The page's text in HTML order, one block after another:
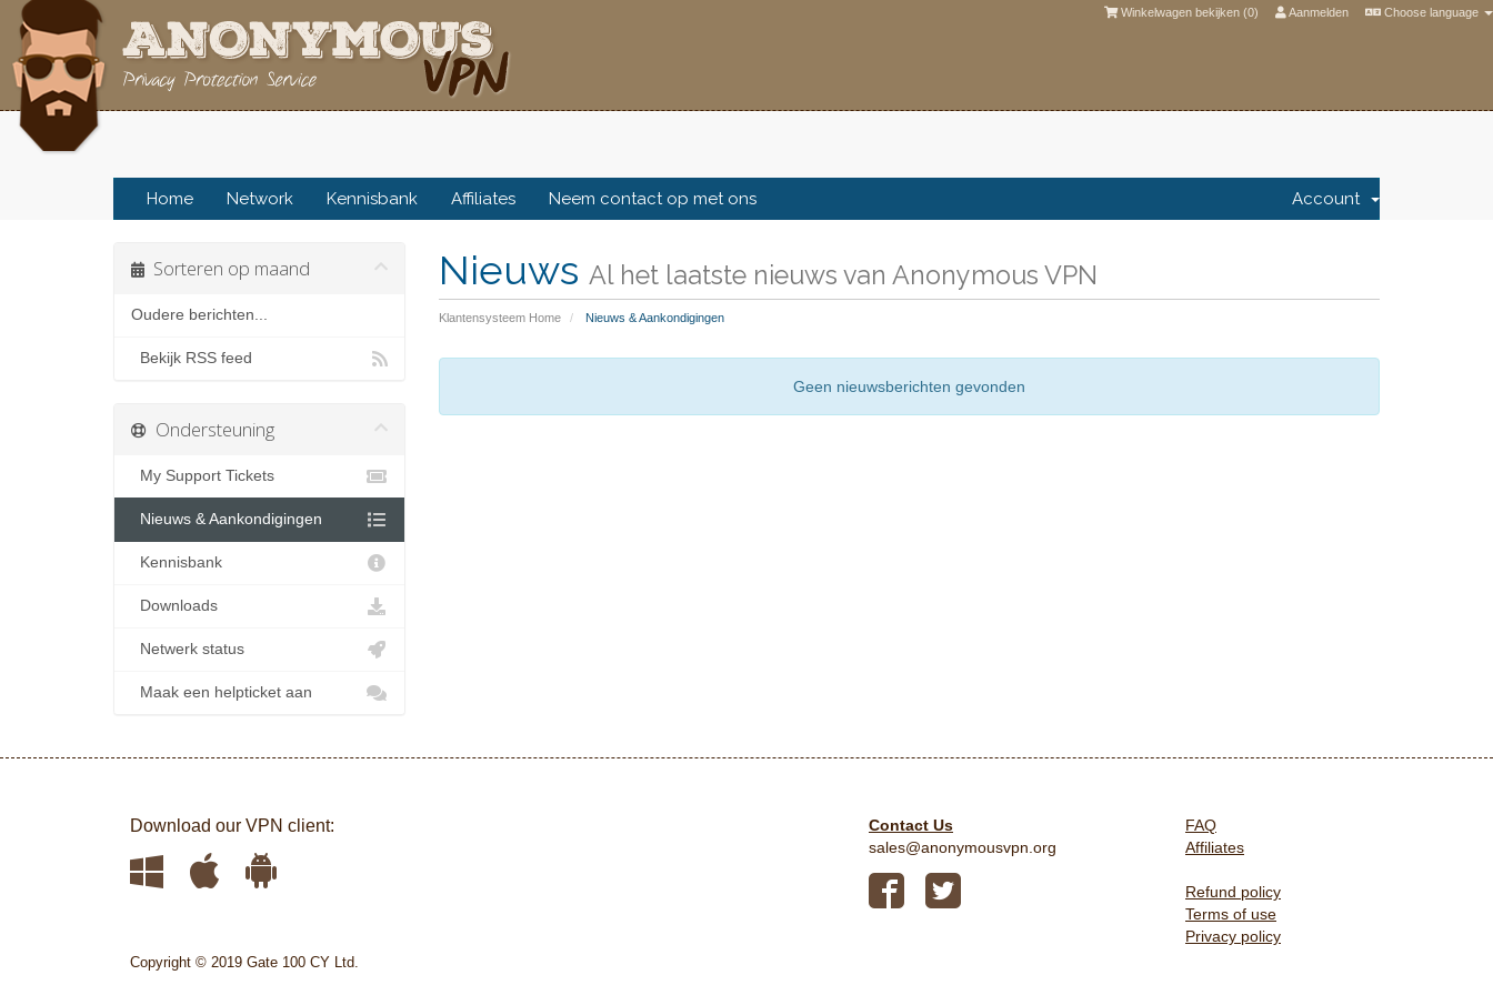
Choose language
Aanmelden
Winkelwagen bekijken (0)
Home Network Kennisbank Affiliates Neem contact op met ons Account
Nieuws Al het laatste nieuws van Anonymous VPN
Klantensysteem Home Nieuws & Aankondigingen
Sorteren op maand
Oudere berichten...
Bekijk RSS feed
Geen nieuwsberichten gevonden
Ondersteuning
My Support Tickets
Nieuws & Aankondigingen
Kennisbank
Downloads
Netwerk status
Maak een helpticket aan
Download our VPN client:
Contact Us
sales@anonymousvpn.org
FAQ
Affiliates
Refund policy
Terms of use
Privacy policy
Copyright © 2019 Gate 100 CY Ltd.